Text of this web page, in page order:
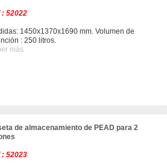
: 52022
1450x1370x1690 mm. Volumen de
: 250 litros.
más
de almacenamiento de PEAD para 2
: 52023